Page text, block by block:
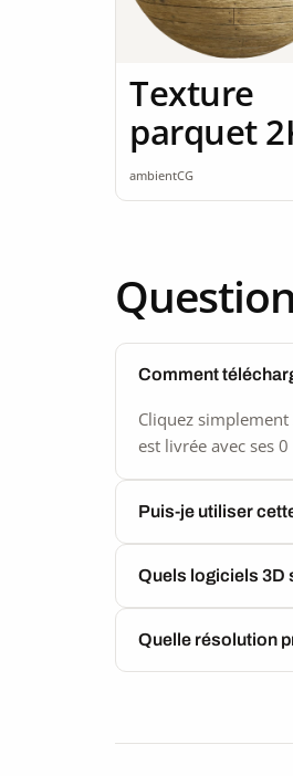
Texture
parquet
seamless
ambientCG
Comment
Cliquez
est livrée avec ses
Puis-je utiliser
Quels logiciels 3D
Quelle résolution